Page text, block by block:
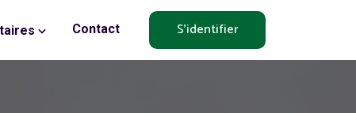
Contact S'identifier